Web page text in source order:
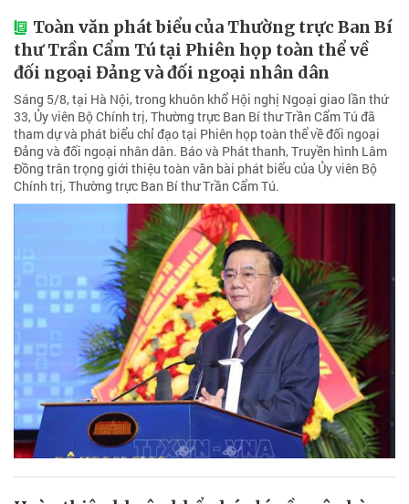
Toàn văn phát biểu của Thường trực Ban Bí
thư Trần Cẩm Tú tại Phiên họp toàn thể về
đối ngoại Đảng và đối ngoại nhân dân
Sáng 5/8, tại Hà Nội, trong khuôn khổ Hội nghị Ngoại giao lần thứ
33, Ủy viên Bộ Chính trị, Thường trực Ban Bí thư Trần Cẩm Tú đã
tham dự và phát biểu chỉ đạo tại Phiên họp toàn thể về đối ngoại
Đảng và đối ngoại nhân dân. Báo và Phát thanh, Truyền hình Lâm
Đồng trân trọng giới thiệu toàn văn bài phát biểu của Ủy viên Bộ
Chính trị, Thường trực Ban Bí thư Trần Cẩm Tú.